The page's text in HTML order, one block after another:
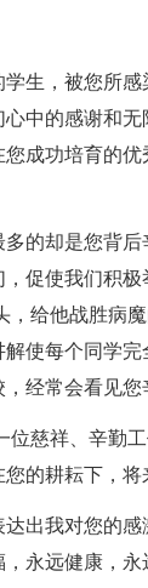
，被您所感
中的感谢和
成功培育的
却是您背后
促使我们积
给他战胜病
使每个同学
，经常会看见
祥、辛勤工
的耕耘下，将
我对您的感
，永远健康，